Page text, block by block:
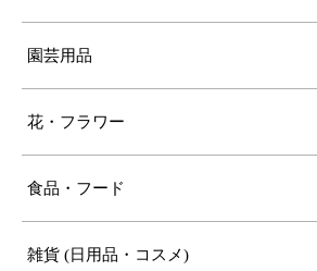
園芸用品
花・フラワー
食品・フード
雑貨 (日用品・コスメ)